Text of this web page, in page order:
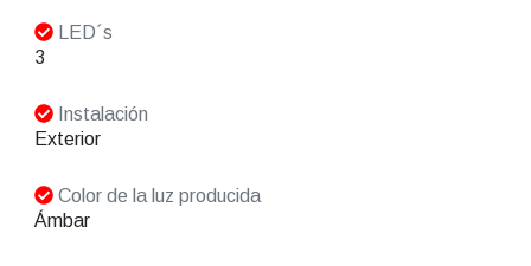
LED´s
3
Instalación
Exterior
Color de la luz producida
Ámbar